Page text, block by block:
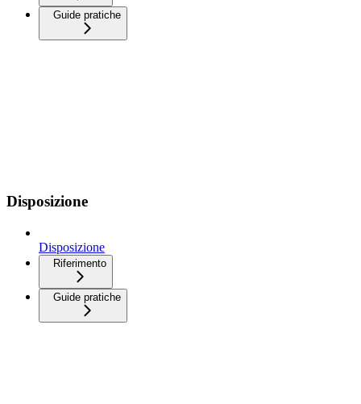
Guide pratiche
Disposizione
Disposizione
Riferimento
Guide pratiche